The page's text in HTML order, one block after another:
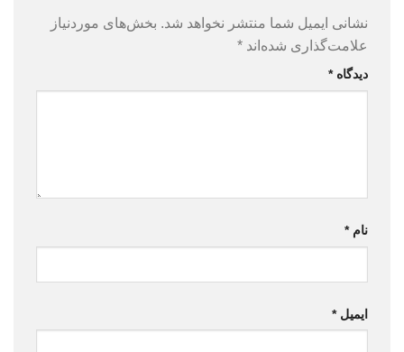
نشانی ایمیل شما منتشر نخواهد شد. بخش‌های موردنیاز
علامت‌گذاری شده‌اند *
دیدگاه*
نام*
ایمیل*